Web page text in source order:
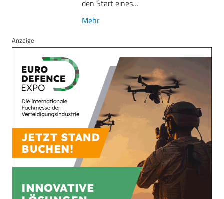
den Start eines…
Mehr
Anzeige